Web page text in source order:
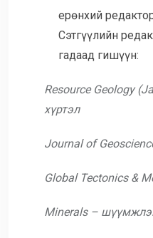
ерөнхий
Сэтгүүлийн
гадаад гишүүн:
Resource Geology
хүртэл
Journal of
Global Tectonics &
Minerals –